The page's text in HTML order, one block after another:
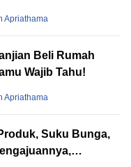
Apriathama
Beli Rumah
Wajib Tahu!
Apriathama
Suku Bunga,